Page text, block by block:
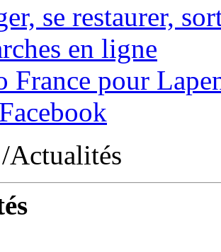
se restaurer,
en ligne
France pour
/Actualités